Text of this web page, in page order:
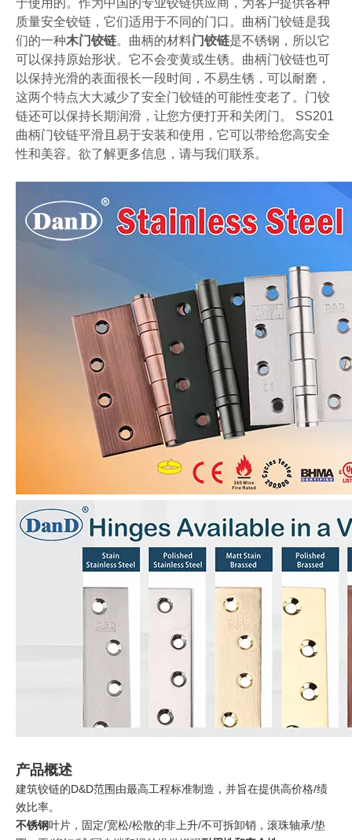
质量安全铰链，它们适用于不同的门口。曲柄门铰链是我
们的一种木门铰链。曲柄的材料门铰链是不锈钢，所以它
可以保持原始形状。它不会变黄或生锈。曲柄门铰链也可
以保持光滑的表面很长一段时间，不易生锈，可以耐磨，
这两个特点大大减少了安全门铰链的可能性变老了。门铰
链还可以保持长期润滑，让您方便打开和关闭门。 SS201
曲柄门铰链平滑且易于安装和使用，它可以带给您高安全
性和美容。欲了解更多信息，请与我们联系。
产品概述
建筑铰链的D&D范围由最高工程标准制造，并旨在提供高价格/绩
效比率。
不锈钢叶片，固定/宽松/松散的非上升/不可拆卸销，滚珠轴承/垫